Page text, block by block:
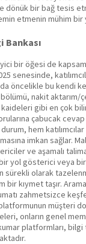
bir bağ tesis
etmenin mühim
Bankası
bir öğesi de
senesinde,
öncelikle bu kendi
nakit aktarım/
gibi en çok
çabucak
hem
imkan sağlar.
ve aşamalı
bir yol gösterici veya
sürekli olarak
kıymet taşır.
zahmetsizce
müşteri
onların genel
platformları, bilgi